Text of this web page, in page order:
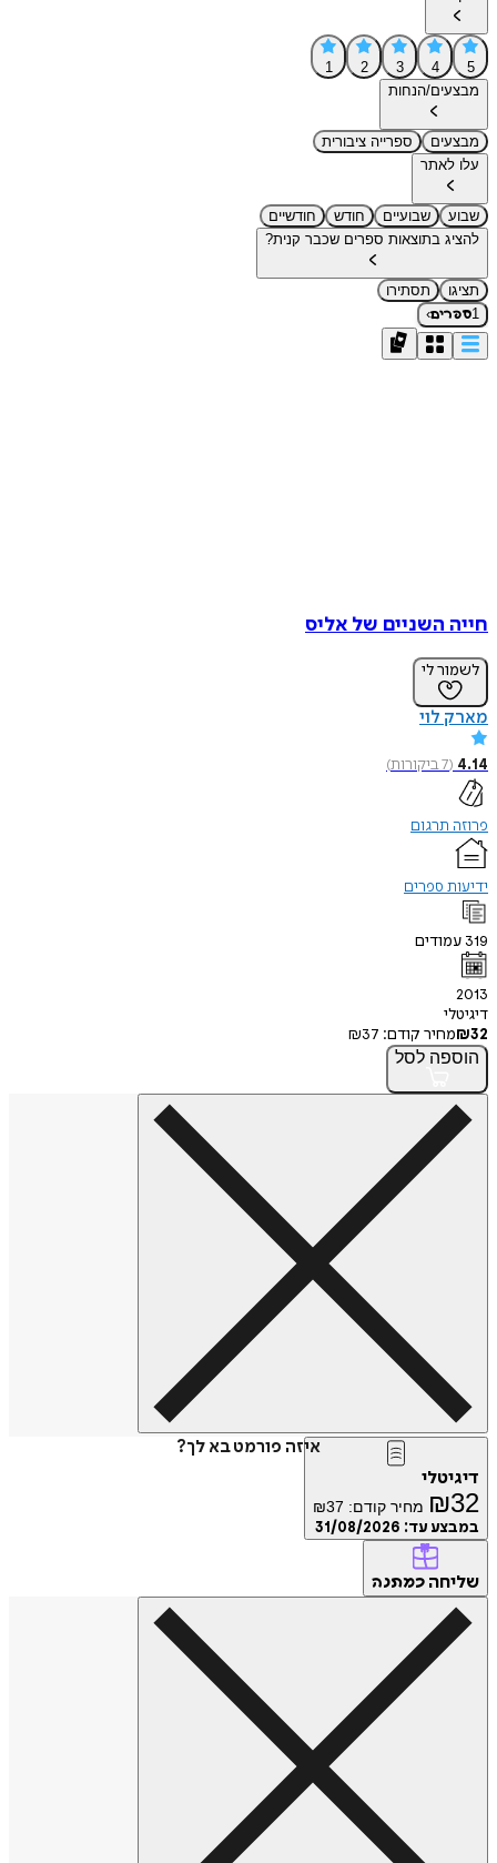
5
4
3
2
1
מבצעים/הנחות
מבצעים
ספרייה ציבורית
עלו לאתר
שבוע שבועיים חודש
חודשיים
להציג בתוצאות ספרים שכבר קנית?
תציגו
תסתירו
1ספרים›
חייה השניים של אליס
לשמור לי
מארק לוי
4.14
(
7ביקורות)
פרוזה תרגום
ידיעות ספרים
319 עמודים
2013
דיגיטלי
₪32 מחיר קודם: ₪37
הוספה לסל
איזה פורמט בא לך?
דיגיטלי
₪32 מחיר קודם: ₪37
במבצע עד: 31/08/2026
שליחה כמתנה